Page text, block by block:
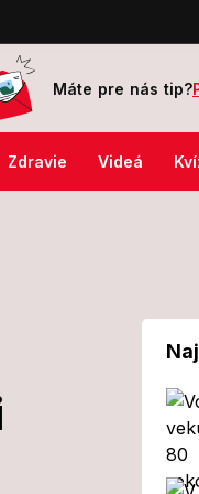
naháňal auto i
Máte pre nás tip?
Zdravie Videá